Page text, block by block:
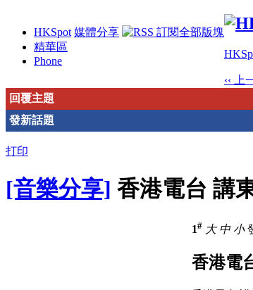
HKSpot 媒體分享
精華區
Phone
‹‹ 上
回覆主題
發新話題
打印
[音樂分享] 香港電台 講
1# 大 中 小
香港電